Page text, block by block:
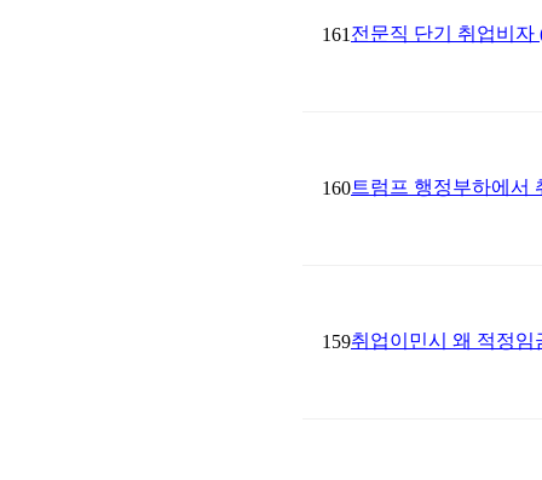
161 전문직 단기 취업비자
160트럼프 행정부하에서
159취업이민시 왜 적정임